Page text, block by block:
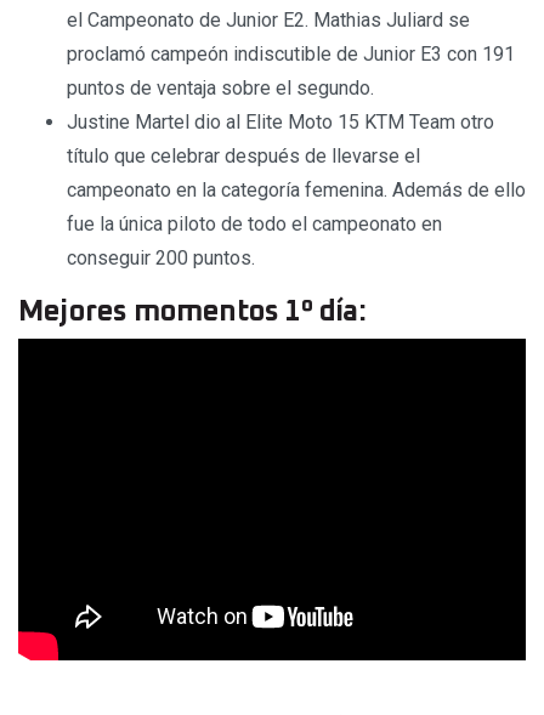
el Campeonato de Junior E2. Mathias Juliard se
proclamó campeón indiscutible de Junior E3 con 191
puntos de ventaja sobre el segundo.
Justine Martel dio al Elite Moto 15 KTM Team otro
título que celebrar después de llevarse el
campeonato en la categoría femenina. Además de ello
fue la única piloto de todo el campeonato en
conseguir 200 puntos.
Mejores momentos 1º día: